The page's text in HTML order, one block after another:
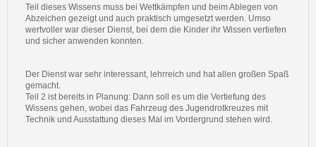
Teil dieses Wissens muss bei Wettkämpfen und beim Ablegen von
Abzeichen gezeigt und auch praktisch umgesetzt werden. Umso
wertvoller war dieser Dienst, bei dem die Kinder ihr Wissen vertiefen
und sicher anwenden konnten.
Der Dienst war sehr interessant, lehrreich und hat allen großen Spaß
gemacht.
Teil 2 ist bereits in Planung: Dann soll es um die Vertiefung des
Wissens gehen, wobei das Fahrzeug des Jugendrotkreuzes mit
Technik und Ausstattung dieses Mal im Vordergrund stehen wird.